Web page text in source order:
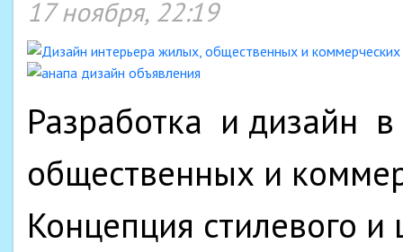
17 ноября, 22:19
Разработка и дизайн
общественных и
Концепция стилевого